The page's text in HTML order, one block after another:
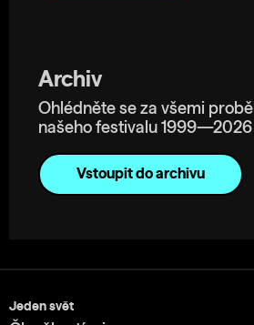
Archiv
Ohlédněte se za všemi
našeho festivalu 1999—2026
Vstoupit do archivu
Jeden svět